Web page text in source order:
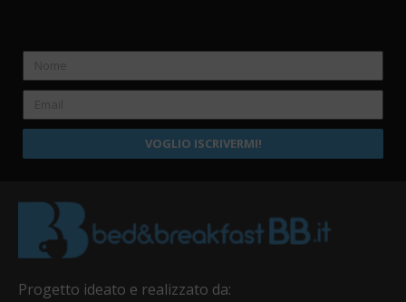
VOGLIO ISCRIVERMI!
Progetto ideato e realizzato da: